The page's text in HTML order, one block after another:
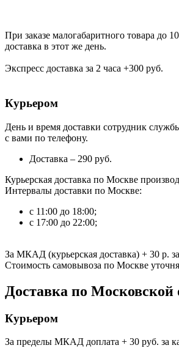
При заказе малогабаритного товара до
доставка в этот же день.
Экспресс доставка за 2 часа +300 руб.
Курьером
День и время доставки сотрудник
с вами по телефону.
Доставка – 290 руб.
Курьерская доставка по Москве
Интервалы доставки по Москве:
с 11:00 до 18:00;
с 17:00 до 22:00;
За МКАД (курьерская доставка) + 30 р.
Стоимость самовывоза по Москве
Доставка по Московской
Курьером
За пределы МКАД доплата + 30 руб. за